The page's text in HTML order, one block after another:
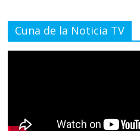
Cuna de la Noticia TV